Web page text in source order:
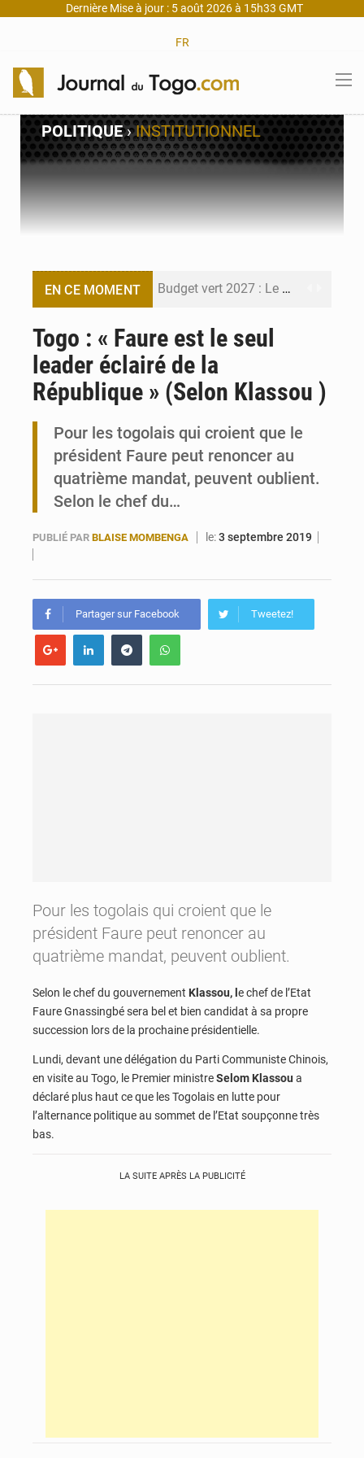
Dernière Mise à jour : 5 août 2026 à 15h33 GMT
FR
POLITIQUE›INSTITUTIONNEL
EN CE MOMENT Budget vert 2027 : Le ministère de l’Économie forme ses cadres à Lomé
Togo : 300 000 tonnes visées pour la filière soja bio
Victoire Dogbé prône l’engagement politique des femmes à Kigali
Togo : « Faure est le seul
leader éclairé de la
République » (Selon Klassou )
Pour les togolais qui croient que le
président Faure peut renoncer au
quatrième mandat, peuvent oublient.
Selon le chef du…
PUBLIÉ PAR BLAISE MOMBENGA le:3 septembre 2019
Partager sur Facebook Tweetez!
Pour les togolais qui croient que le
président Faure peut renoncer au
quatrième mandat, peuvent oublient.
Selon le chef du gouvernement Klassou, l e chef de l’Etat
Faure Gnassingbé sera bel et bien candidat à sa propre
succession lors de la prochaine présidentielle.
Lundi, devant une délégation du Parti Communiste Chinois,
en visite au Togo, le Premier ministreSelom Klassou a
déclaré plus haut ce que les Togolais en lutte pour
l’alternance politique au sommet de l’Etat soupçonne très
bas.
LA SUITE APRÈS LA PUBLICITÉ